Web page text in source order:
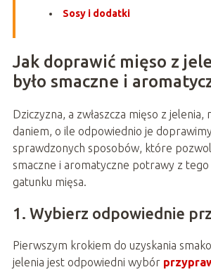
Sosy i dodatki
Jak doprawić mięso z
było smaczne i
Dziczyzna, a zwłaszcza mięso z
daniem, o ile odpowiednio je
sprawdzonych sposobów, które
smaczne i aromatyczne potrawy z
gatunku mięsa.
1. Wybierz odpowiednie
Pierwszym krokiem do uzyskania
jelenia jest odpowiedni wybór